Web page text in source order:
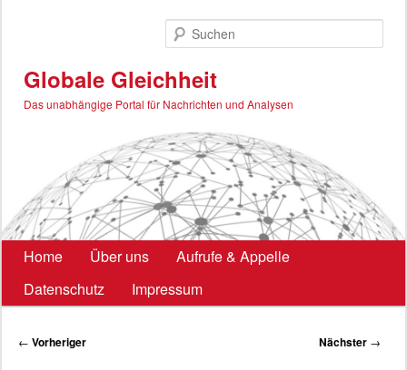
Globale Gleichheit
Das unabhängige Portal für Nachrichten und Analysen
Hauptmenü
Home Über uns
Aufrufe & Appelle
Datenschutz
Impressum
Beitragsnavigation
← Vorheriger Nächster →